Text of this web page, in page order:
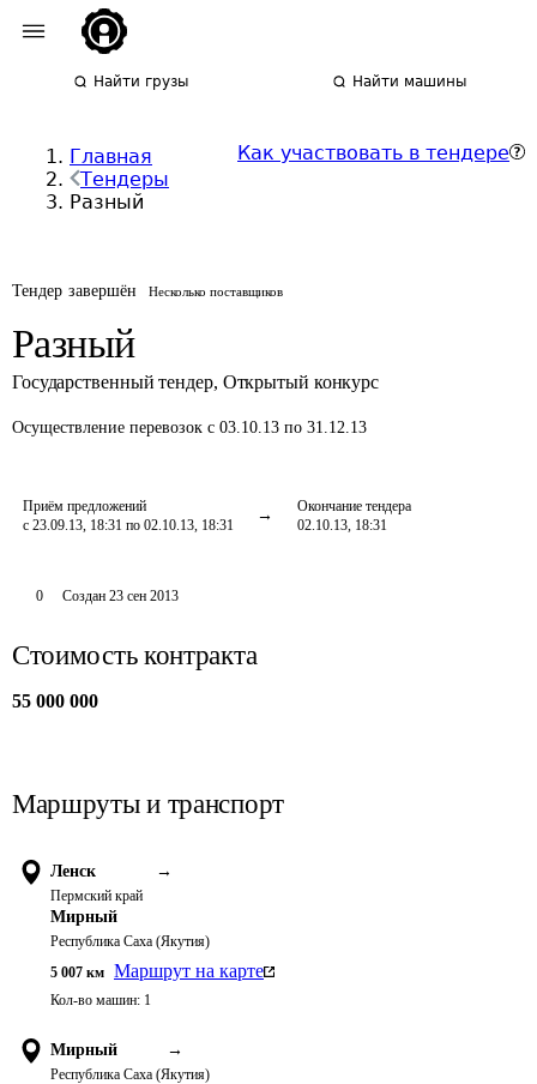
Найти грузы Найти машины
Главная
Тендеры
Разный
Как участвовать в тендере
Тендер завершён Несколько поставщиков
Разный
Государственный тендер, Открытый конкурс
Осуществление перевозок с 03.10.13 по 31.12.13
Приём предложений
с 23.09.13, 18:31 по 02.10.13, 18:31
Окончание тендера
02.10.13, 18:31
0 Создан 23 сен 2013
Стоимость контракта
55 000 000
Маршруты и транспорт
Ленск →
Пермский край
Мирный
Республика Саха (Якутия)
5 007 км Маршрут на карте
Кол-во машин: 1
Мирный →
Республика Саха (Якутия)